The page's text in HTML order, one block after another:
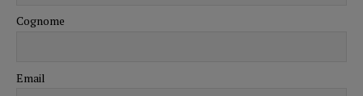
Cognome
Email